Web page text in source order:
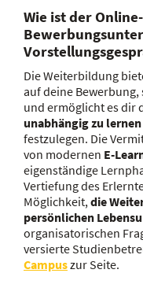
Wie ist der
Die Weiterbildung
auf deine Bewerbung,
und ermöglicht es dir
unabhängig zu lernen
festzulegen. Die
von modernen E-
eigenständige
Vertiefung des
Möglichkeit, die
persönlichen
organisatorischen
versierte
Campuszur Seite.